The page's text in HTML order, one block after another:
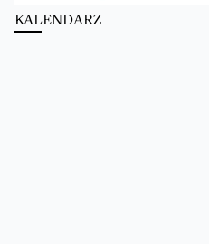
KALENDARZ